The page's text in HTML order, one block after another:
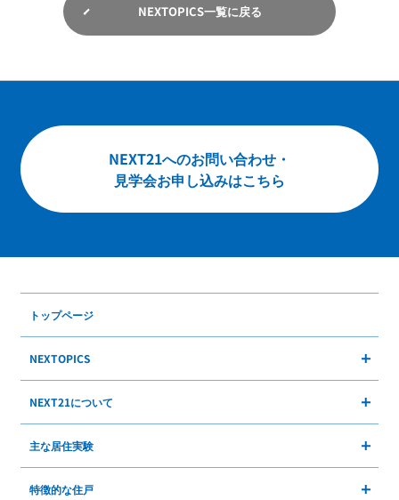
NEXTOPICS一覧に戻る
NEXT21へのお問い合わせ・
見学会お申し込みはこちら
トップページ
NEXTOPICS
NEXT21について
主な居住実験
特徴的な住戸